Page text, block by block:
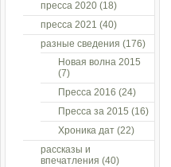
пресса 2020 (18)
пресса 2021 (40)
разные сведения (176)
Новая волна 2015
(7)
Пресса 2016 (24)
Пресса за 2015 (16)
Хроника дат (22)
рассказы и
впечатления (40)